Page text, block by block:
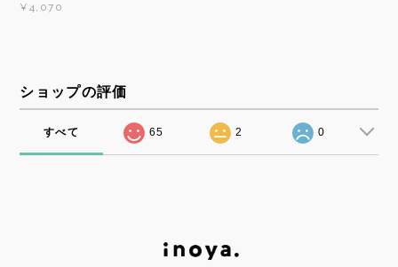
¥4,070
ショップの評価
すべて 65 2 0